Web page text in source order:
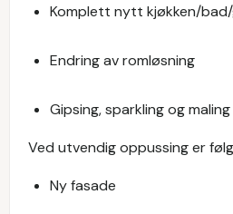
Komplett nytt kjøkken/
Endring av romløsning
Gipsing, sparkling og
Ved utvendig oppussing er
Ny fasade